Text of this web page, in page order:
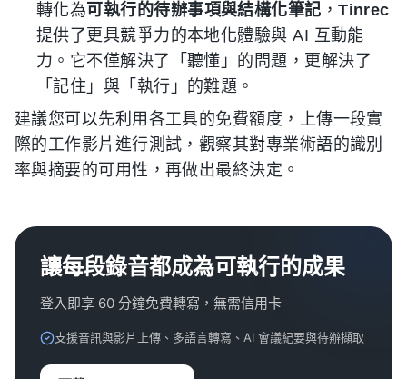
轉化為可執行的待辦事項與結構化筆記 ，Tinrec
提供了更具競爭力的本地化體驗與 AI 互動能
力。它不僅解決了「聽懂」的問題，更解決了
「記住」與「執行」的難題。
建議您可以先利用各工具的免費額度，上傳一段實
際的工作影片進行測試，觀察其對專業術語的識別
率與摘要的可用性，再做出最終決定。
讓每段錄音都成為可執行的成果
登入即享 60 分鐘免費轉寫，無需信用卡
支援音訊與影片上傳、多語言轉寫、AI 會議紀要與待辦擷取